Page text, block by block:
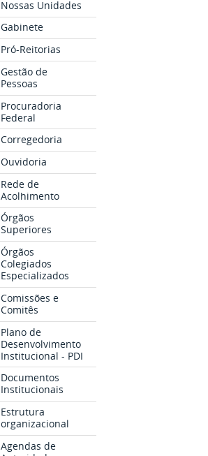
Nossas Unidades
Gabinete
Pró-Reitorias
Gestão de
Pessoas
Procuradoria
Federal
Corregedoria
Ouvidoria
Rede de
Acolhimento
Órgãos
Superiores
Órgãos
Colegiados
Especializados
Comissões e
Comitês
Plano de
Desenvolvimento
Institucional - PDI
Documentos
Institucionais
Estrutura
organizacional
Agendas de